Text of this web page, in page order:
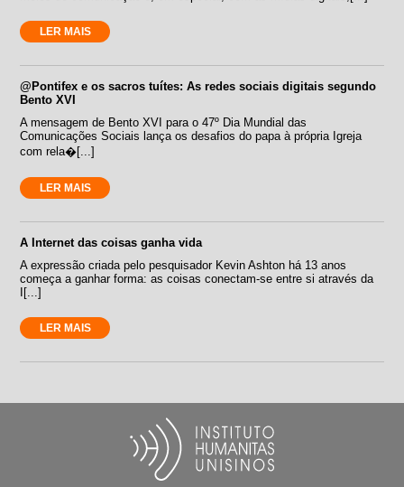
LER MAIS
@Pontifex e os sacros tuítes: As redes sociais digitais segundo
Bento XVI
A mensagem de Bento XVI para o 47º Dia Mundial das
Comunicações Sociais lança os desafios do papa à própria Igreja
com rela�[...]
LER MAIS
A Internet das coisas ganha vida
A expressão criada pelo pesquisador Kevin Ashton há 13 anos
começa a ganhar forma: as coisas conectam-se entre si através da
I[...]
LER MAIS